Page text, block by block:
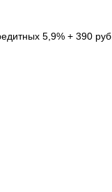
5,9% + 390 руб.